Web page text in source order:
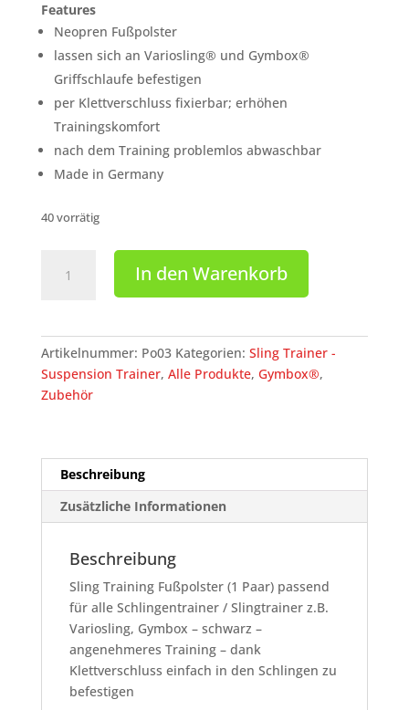
Features
Neopren Fußpolster
lassen sich an Variosling® und Gymbox®
Griffschlaufe befestigen
per Klettverschluss fixierbar; erhöhen
Trainingskomfort
nach dem Training problemlos abwaschbar
Made in Germany
40 vorrätig
Polster
Po03
In den Warenkorb
Artikelnummer: Po03 Kategorien: Sling Trainer -
Suspension Trainer, Alle Produkte, Gymbox®,
Zubehör
Beschreibung
Zusätzliche Informationen
Beschreibung
Sling Training Fußpolster (1 Paar) passend
für alle Schlingentrainer / Slingtrainer z.B.
Variosling, Gymbox – schwarz –
angenehmeres Training – dank
Klettverschluss einfach in den Schlingen zu
befestigen